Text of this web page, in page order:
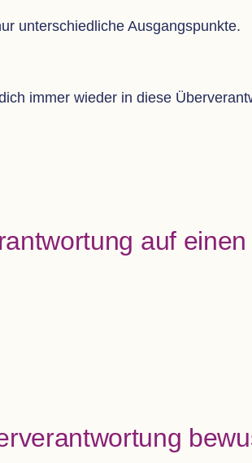
unter­schied­li­che Ausgangspunkte.
immer wie­der in diese
auf